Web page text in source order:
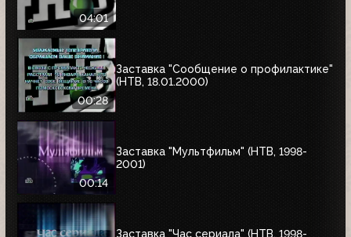
04:01
00:28
Заставка "Сообщение о профилактике"
(НТВ, 18.01.2000)
00:14
Заставка "Мультфильм" (НТВ, 1998-
2001)
Заставка "Час сериала" (НТВ, 1998-